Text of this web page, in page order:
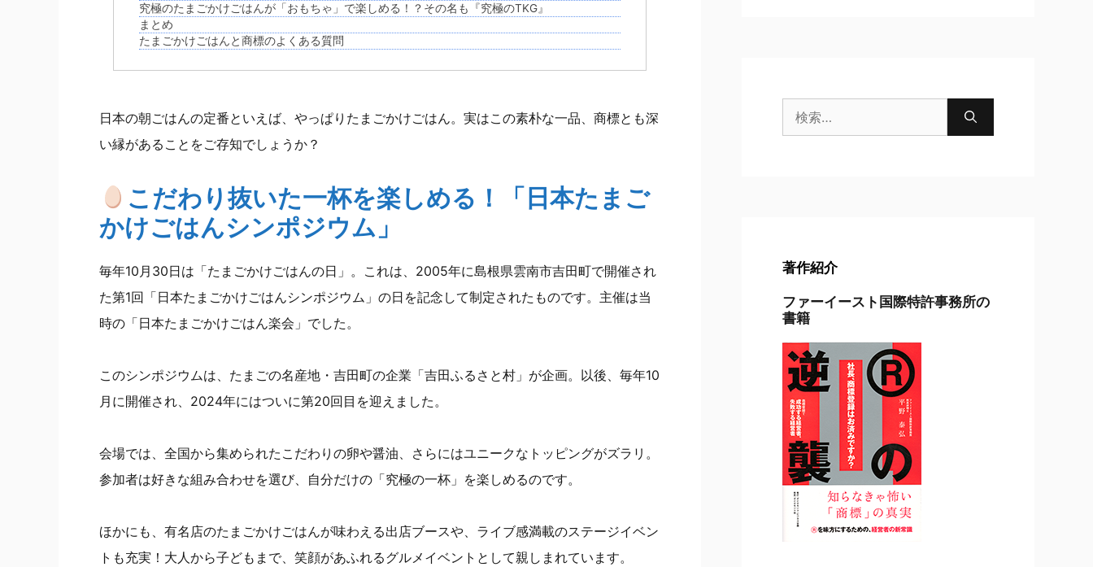
究極のたまごかけごはんが「おもちゃ」で楽しめる！？その名も『究極のTKG』
まとめ
たまごかけごはんと商標のよくある質問
日本の朝ごはんの定番といえば、やっぱりたまごかけごはん。実はこの素朴な一品、商標とも深
い縁があることをご存知でしょうか？
こだわり抜いた一杯を楽しめる！「日本たまご
かけごはんシンポジウム」
毎年10月30日は「たまごかけごはんの日」。これは、2005年に島根県雲南市吉田町で開催され
た第1回「日本たまごかけごはんシンポジウム」の日を記念して制定されたものです。主催は当
時の「日本たまごかけごはん楽会」でした。
このシンポジウムは、たまごの名産地・吉田町の企業「吉田ふるさと村」が企画。以後、毎年10
月に開催され、2024年にはついに第20回目を迎えました。
会場では、全国から集められたこだわりの卵や醤油、さらにはユニークなトッピングがズラリ。
参加者は好きな組み合わせを選び、自分だけの「究極の一杯」を楽しめるのです。
ほかにも、有名店のたまごかけごはんが味わえる出店ブースや、ライブ感満載のステージイベン
トも充実！大人から子どもまで、笑顔があふれるグルメイベントとして親しまれています。
索:
著作紹介
ファーイースト国際特許事務所の
書籍